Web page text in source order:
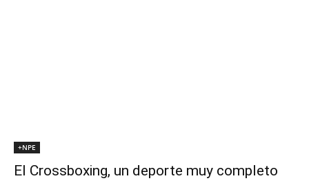
+NPE
El Crossboxing, un deporte muy completo